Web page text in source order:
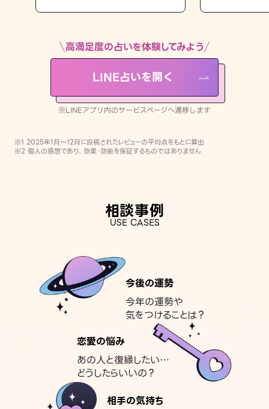
LINE占いを開く
※LINEアプリ内のサービスページへ遷移します
高満足度の占いを体験してみよう
LINE占いを開く
※LINEアプリ内のサービスページへ遷移します
※1 2025年1月〜12月に投稿されたレビューの平均点をもとに算出
※2 個人の感想であり、効果・効能を保証するものではありません
相談事例
USE CASES
今後の運勢
今年の運勢や
気をつけることは？
恋愛の悩み
あの人と復縁したい…
どうしたらいいの？
相手の気持ち